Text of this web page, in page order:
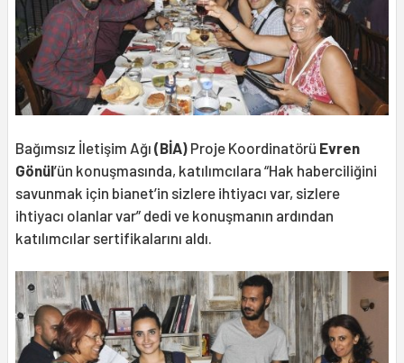
Bağımsız İletişim Ağı (BİA) Proje Koordinatörü Evren
Gönül’ün konuşmasında, katılımcılara “Hak haberciliğini
savunmak için bianet’in sizlere ihtiyacı var, sizlere
ihtiyacı olanlar var” dedi ve konuşmanın ardından
katılımcılar sertifikalarını aldı.